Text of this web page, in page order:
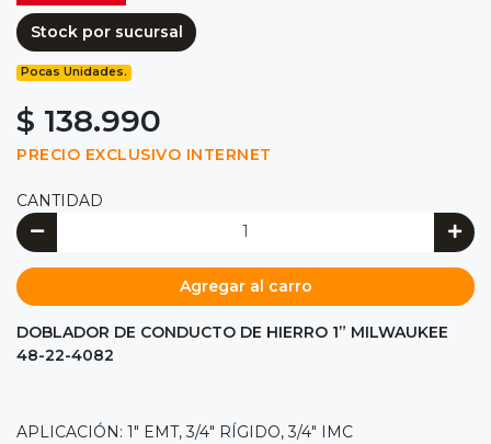
Stock por sucursal
Pocas Unidades.
$ 138.990
PRECIO EXCLUSIVO INTERNET
CANTIDAD
Agregar al carro
DOBLADOR DE CONDUCTO DE HIERRO 1” MILWAUKEE
48-22-4082
APLICACIÓN: 1" EMT, 3/4" RÍGIDO, 3/4" IMC